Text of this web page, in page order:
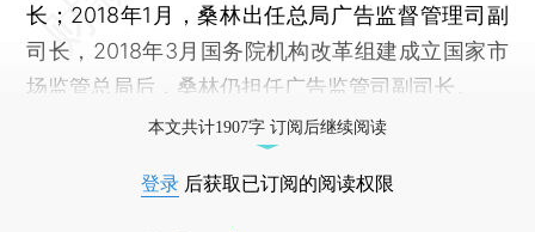
长；2018年1月，桑林出任总局广告监督管理司副
司长，2018年3月国务院机构改革组建成立国家市
场监管总局后，桑林仍担任广告监管司副司长。
本文共计1907字 订阅后继续阅读
登录 后获取已订阅的阅读权限